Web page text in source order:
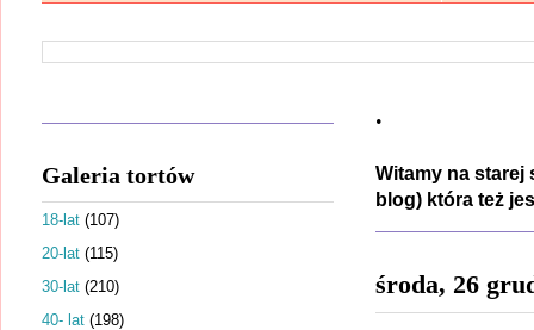
.
Witamy na starej
blog) która też
środa, 26
Galeria tortów
18-lat (107)
20-lat (115)
30-lat (210)
40- lat (198)